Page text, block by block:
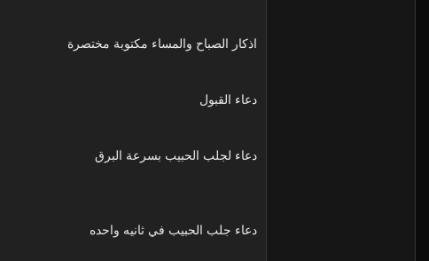
اذكار الصباح والمساء مكتوبة مختصرة
دعاء القبول
دعاء لجلب الحبيب بسرعة البرق
دعاء جلب الحبيب في ثانيه واحده